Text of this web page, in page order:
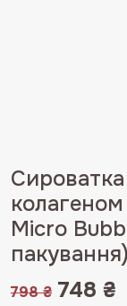
Micro
пакування)
798₴ 748 ₴